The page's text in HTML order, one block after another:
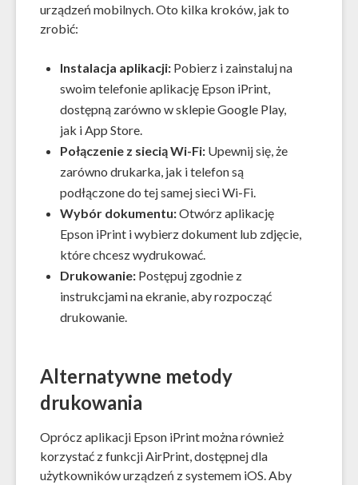
urządzeń mobilnych. Oto kilka kroków, jak to
zrobić:
Instalacja aplikacji: Pobierz i zainstaluj na
swoim telefonie aplikację Epson iPrint,
dostępną zarówno w sklepie Google Play,
jak i App Store.
Połączenie z siecią Wi-Fi: Upewnij się, że
zarówno drukarka, jak i telefon są
podłączone do tej samej sieci Wi-Fi.
Wybór dokumentu:Otwórz aplikację
Epson iPrint i wybierz dokument lub zdjęcie,
które chcesz wydrukować.
Drukowanie: Postępuj zgodnie z
instrukcjami na ekranie, aby rozpocząć
drukowanie.
Alternatywne metody
drukowania
Oprócz aplikacji Epson iPrint można również
korzystać z funkcji AirPrint, dostępnej dla
użytkowników urządzeń z systemem iOS. Aby